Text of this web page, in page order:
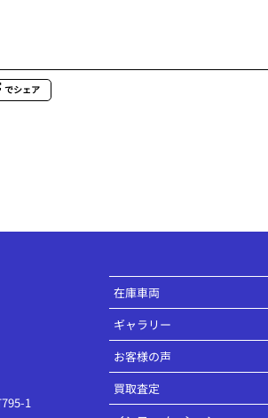
でシェア
1
在庫車両
ギャラリー
お客様の声
買取査定